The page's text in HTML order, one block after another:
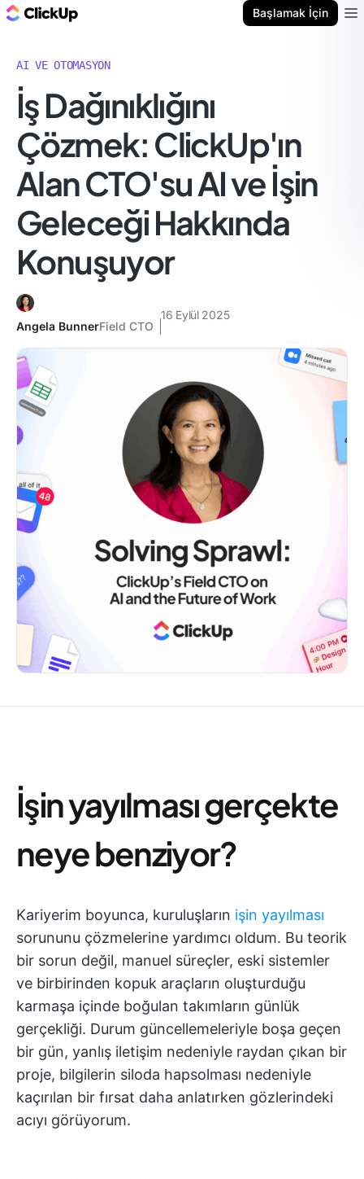
Başlamak İçin
AI VE OTOMASYON
İş Dağınıklığını
Çözmek: ClickUp'ın
Alan CTO'su AI ve İşin
Geleceği Hakkında
Konuşuyor
Angela BunnerField CTO
16 Eylül 2025
İşin yayılması gerçekte
neye benziyor?
Kariyerim boyunca, kuruluşların işin yayılması
sorununu çözmelerine yardımcı oldum. Bu teorik
bir sorun değil, manuel süreçler, eski sistemler
ve birbirinden kopuk araçların oluşturduğu
karmaşa içinde boğulan takımların günlük
gerçekliği. Durum güncellemeleriyle boşa geçen
bir gün, yanlış iletişim nedeniyle raydan çıkan bir
proje, bilgilerin siloda hapsolması nedeniyle
kaçırılan bir fırsat daha anlatırken gözlerindeki
acıyı görüyorum.